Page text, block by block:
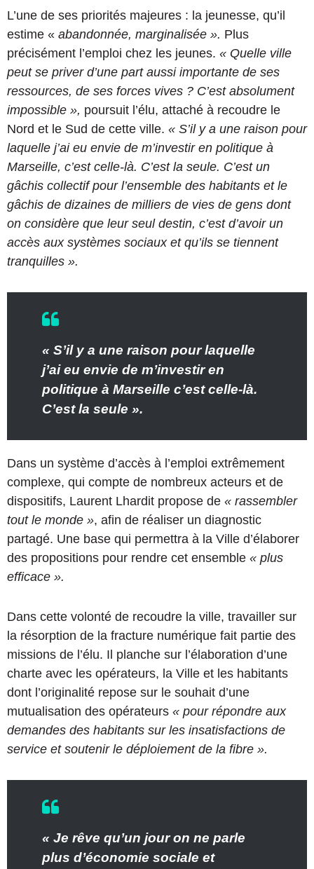
L’une de ses priorités majeures : la jeunesse, qu’il
estime « abandonnée, marginalisée ». Plus
précisément l’emploi chez les jeunes. « Quelle ville
peut se priver d’une part aussi importante de ses
ressources, de ses forces vives ? C’est absolument
impossible », poursuit l’élu, attaché à recoudre le
Nord et le Sud de cette ville. « S’il y a une raison pour
laquelle j’ai eu envie de m’investir en politique à
Marseille, c’est celle-là. C’est la seule. C’est un
gâchis collectif pour l’ensemble des habitants et le
gâchis de dizaines de milliers de vies de gens dont
on considère que leur seul destin, c’est d’avoir un
accès aux systèmes sociaux et qu’ils se tiennent
tranquilles ».
« S’il y a une raison pour laquelle
j’ai eu envie de m’investir en
politique à Marseille c’est celle-là.
C’est la seule ».
Dans un système d’accès à l’emploi extrêmement
complexe, qui compte de nombreux acteurs et de
dispositifs, Laurent Lhardit propose de « rassembler
tout le monde », afin de réaliser un diagnostic
partagé. Une base qui permettra à la Ville d’élaborer
des propositions pour rendre cet ensemble « plus
efficace ».
Dans cette volonté de recoudre la ville, travailler sur
la résorption de la fracture numérique fait partie des
missions de l’élu. Il planche sur l’élaboration d’une
charte avec les opérateurs, la Ville et les habitants
dont l’originalité repose sur le souhait d’une
mutualisation des opérateurs « pour répondre aux
demandes des habitants sur les insatisfactions de
service et soutenir le déploiement de la fibre ».
« Je rêve qu’un jour on ne parle
plus d’économie sociale et